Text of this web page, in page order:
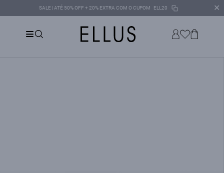
SALE | ATÉ 50% OFF + 20% EXTRA COM O CUPOM ELL20 ✕